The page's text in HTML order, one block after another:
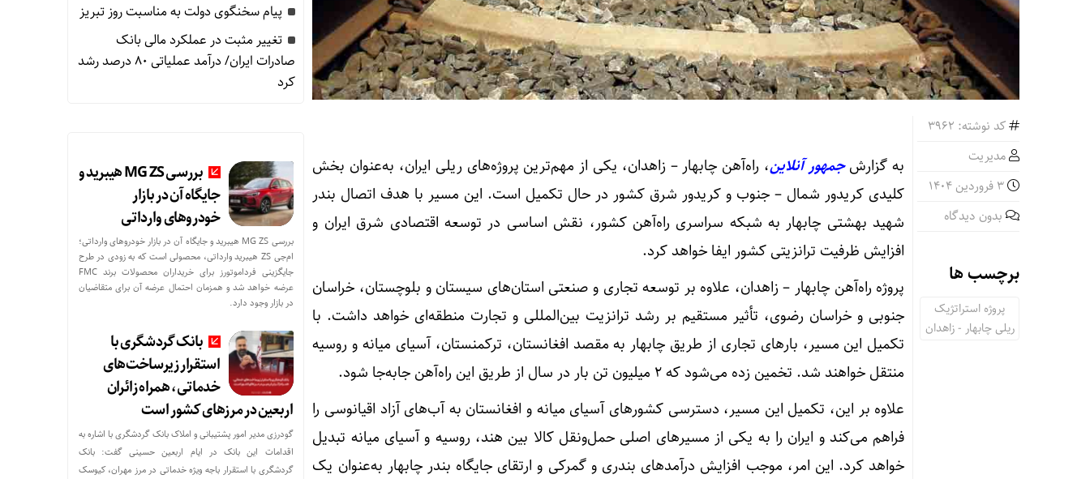
کد نوشته: 3962
مدیریت
بدون دیدگاه
برچسب ها
پروژه استراتژیک
ریلی چابهار - زاهدان
به گزارشجمهور آنلاین، راه‌آهن چابهار – زاهدان، یکی از مهم‌ترین پروژه‌های ریلی ایران، به‌عنوان بخش
کلیدی کریدور شمال – جنوب و کریدور شرق کشور در حال تکمیل است. این مسیر با هدف اتصال بندر
شهید بهشتی چابهار به شبکه سراسری راه‌آهن کشور، نقش اساسی در توسعه اقتصادی شرق ایران و
افزایش ظرفیت ترانزیتی کشور ایفا خواهد کرد.
پروژه راه‌آهن چابهار – زاهدان، علاوه بر توسعه تجاری و صنعتی استان‌های سیستان و بلوچستان، خراسان
جنوبی و خراسان رضوی، تأثیر مستقیم بر رشد ترانزیت بین‌المللی و تجارت منطقه‌ای خواهد داشت. با
تکمیل این مسیر، بارهای تجاری از طریق چابهار به مقصد افغانستان، ترکمنستان، آسیای میانه و روسیه
منتقل خواهند شد. تخمین زده می‌شود که ۲ میلیون تن بار در سال از طریق این راه‌آهن جابه‌جا شود.
علاوه بر این، تکمیل این مسیر، دسترسی کشورهای آسیای میانه و افغانستان به آب‌های آزاد اقیانوسی را
فراهم می‌کند و ایران را به یکی از مسیرهای اصلی حمل‌ونقل کالا بین هند، روسیه و آسیای میانه تبدیل
خواهد کرد. این امر، موجب افزایش درآمدهای بندری و گمرکی و ارتقای جایگاه بندر چابهار به‌عنوان یک
پیام سخنگوی دولت به مناسبت روز تبریز
تغییر مثبت در عملکرد مالی بانک
صادرات ایران/ درآمد عملیاتی 80 درصد رشد
کرد
بررسی MG ZS هیبرید و
جایگاه آن در بازار
خودروهای وارداتی
بررسی MG ZS هیبرید و جایگاه آن در بازار خودروهای وارداتی؛
ام‌جی ZS هیبرید وارداتی، محصولی است که به زودی در طرح
جایگزینی فرداموتورز برای خریداران محصولات برند FMC
عرضه خواهد شد و همزمان احتمال عرضه آن برای متقاضیان
در بازار وجود دارد.
بانک گردشگری با
استقرار زیرساخت‌های
خدماتی، همراه زائران
اربعین در مرزهای کشور است
گودرزی مدیر امور پشتیبانی و املاک بانک گردشگری با اشاره به
اقدامات این بانک در ایام اربعین حسینی گفت: بانک
گردشگری با استقرار باجه ویژه خدماتی در مرز مهران، کیوسک